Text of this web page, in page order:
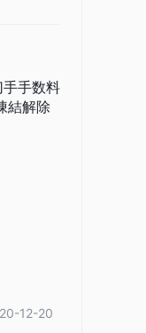
手数料
結解除
12-20